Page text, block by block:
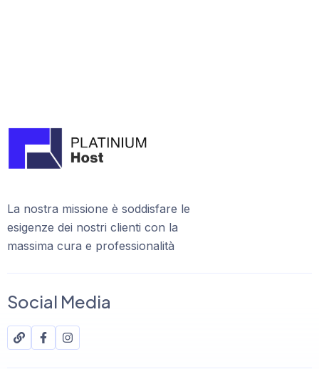
La nostra missione è soddisfare le
esigenze dei nostri clienti con la
massima cura e professionalità
Social Media